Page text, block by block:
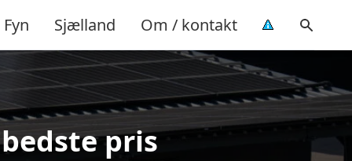
Fyn Sjælland Om / kontakt
pris